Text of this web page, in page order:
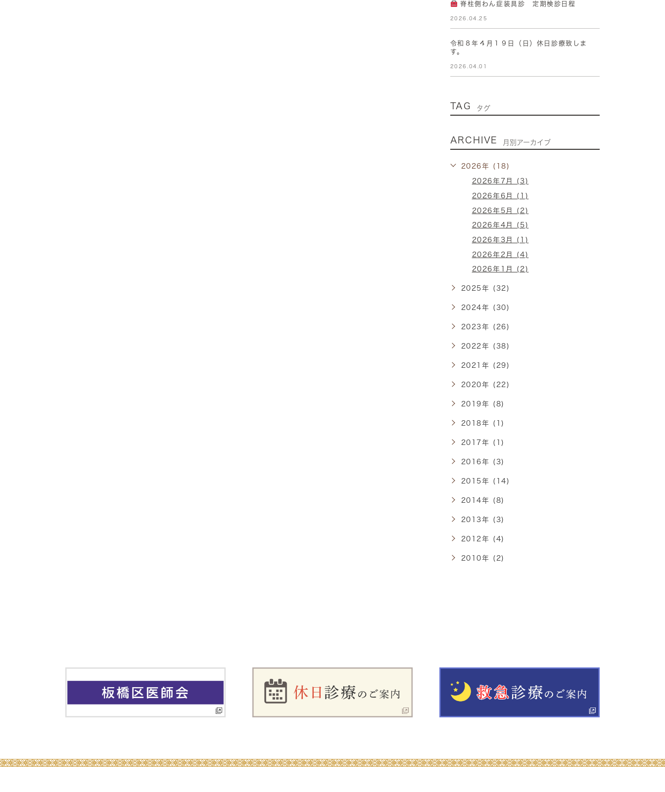
脊柱側わん症装具診 定期検診日程
2026.04.25
令和８年４月１９日（日）休日診療致しま
す。
2026.04.01
TAG タグ
ARCHIVE 月別アーカイブ
2026年 (18)
2026年7月 (3)
2026年6月 (1)
2026年5月 (2)
2026年4月 (5)
2026年3月 (1)
2026年2月 (4)
2026年1月 (2)
2025年 (32)
2024年 (30)
2023年 (26)
2022年 (38)
2021年 (29)
2020年 (22)
2019年 (8)
2018年 (1)
2017年 (1)
2016年 (3)
2015年 (14)
2014年 (8)
2013年 (3)
2012年 (4)
2010年 (2)